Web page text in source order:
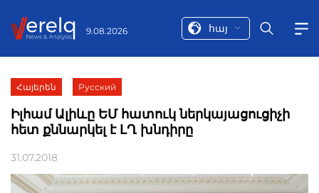
9.08.2026 հայ
Հայերեն Русский
Իլհամ Ալիևը ԵՄ հատուկ ներկայացուցիչի
հետ քննարկել է ԼՂ խնդիրը
31.07.2018